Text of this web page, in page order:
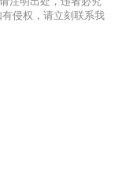
侵权，请立刻联系我